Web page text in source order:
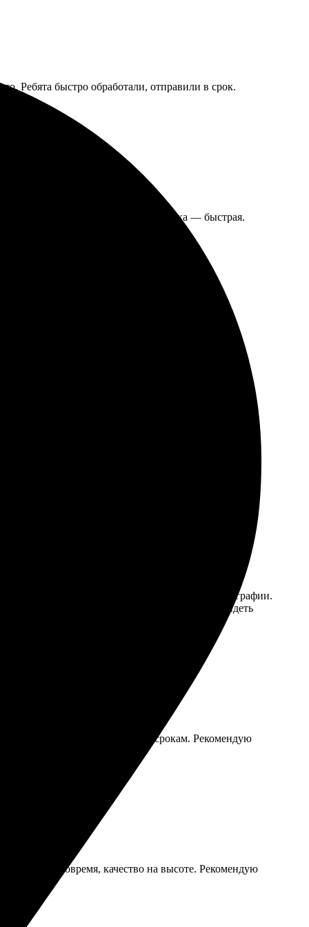
Ребята быстро обработали, отправили в срок.
интуитивно понятен, а доставка — быстрая.
в срок, рекомендую.
Помогли с оформлением, всё объяснили. Реально
и удобным: выбрала шаблон, загрузила фотографии.
каждая деталь яркая и четкая. Так приятно видеть
печати отличное, всё по срокам. Рекомендую
пришла вовремя, качество на высоте. Рекомендую